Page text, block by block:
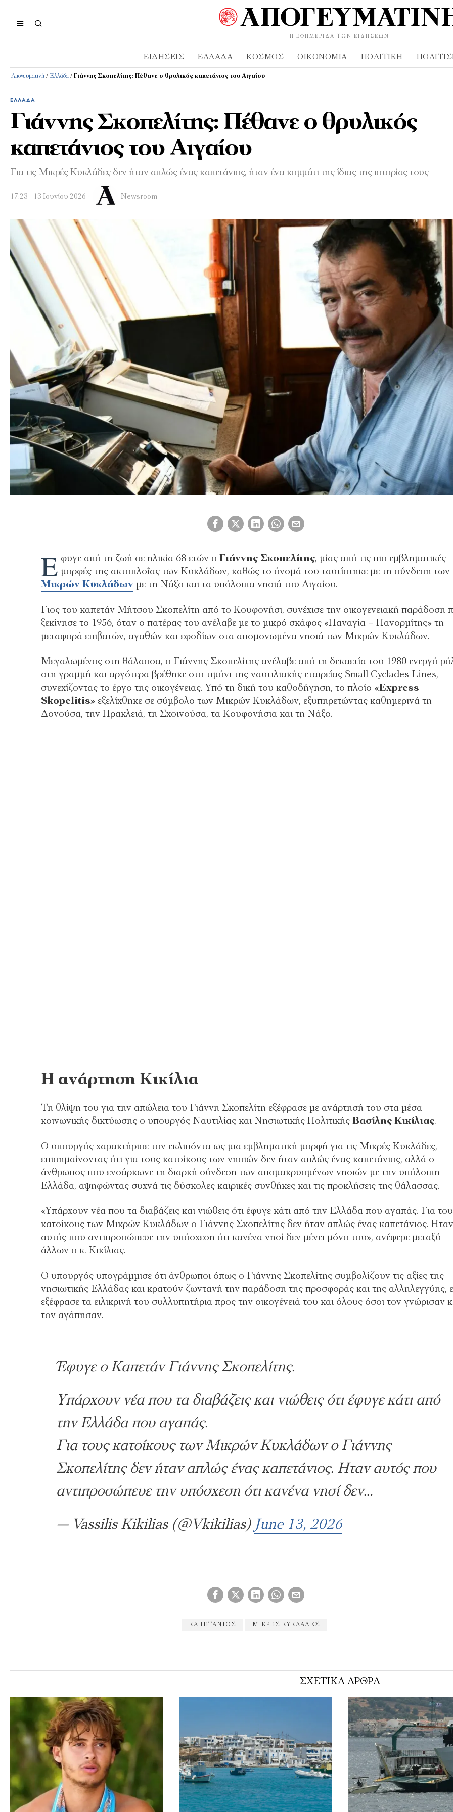
Η ΕΦΗΜΕΡΊΔΑ ΤΩΝ ΕΙΔΉΣΕΩΝ
ΕΙΔΉΣΕΙΣ ΕΛΛΆΔΑ ΚΌΣΜΟΣ ΟΙΚΟΝΟΜΊΑ ΠΟΛΙΤΙΚΉ
Απογευματινή / Ελλάδα / Γιάννης Σκοπελίτης: Πέθανε ο θρυλικός καπετάνιος του Αιγαίου
ΕΛΛΆΔΑ
Γιάννης Σκοπελίτης: Πέθανε ο θρυλικός
καπετάνιος του Αιγαίου
Για τις Μικρές Κυκλάδες δεν ήταν απλώς ένας καπετάνιος, ήταν ένα κομμάτι της ίδιας της ιστορίας τους
17:23 - 13 Ιουνίου 2026 Newsroom
Έ φυγε από τη ζωή σε ηλικία 68 ετών οΓιάννης Σκοπελίτης, μίας από τις πιο εμβληματικές
μορφές της ακτοπλοΐας των Κυκλάδων, καθώς το όνομά του ταυτίστηκε με τη σύνδεση των
Μικρών Κυκλάδωνμε τη Νάξο και τα υπόλοιπα νησιά του Αιγαίου.
Γιος του καπετάν Μήτσου Σκοπελίτη από το Κουφονήσι, συνέχισε την οικογενειακή παράδοση
ξεκίνησε το 1956, όταν ο πατέρας του ανέλαβε με το μικρό σκάφος «Παναγία – Πανορμίτης» τη
μεταφορά επιβατών, αγαθών και εφοδίων στα απομονωμένα νησιά των Μικρών Κυκλάδων.
Μεγαλωμένος στη θάλασσα, ο Γιάννης Σκοπελίτης ανέλαβε από τη δεκαετία του 1980 ενεργό
στη γραμμή και αργότερα βρέθηκε στο τιμόνι της ναυτιλιακής εταιρείας Small Cyclades Lines,
συνεχίζοντας το έργο της οικογένειας. Υπό τη δική του καθοδήγηση, το πλοίο «Express
Skopelitis»εξελίχθηκε σε σύμβολο των Μικρών Κυκλάδων, εξυπηρετώντας καθημερινά τη
Δονούσα, την Ηρακλειά, τη Σχοινούσα, τα Κουφονήσια και τη Νάξο.
Η ανάρτηση Κικίλια
Τη θλίψη του για την απώλεια του Γιάννη Σκοπελίτη εξέφρασε με ανάρτησή του στα μέσα
κοινωνικής δικτύωσης ο υπουργός Ναυτιλίας και Νησιωτικής Πολιτικής Βασίλης Κικίλιας.
Ο υπουργός χαρακτήρισε τον εκλιπόντα ως μια εμβληματική μορφή για τις Μικρές Κυκλάδες,
επισημαίνοντας ότι για τους κατοίκους των νησιών δεν ήταν απλώς ένας καπετάνιος, αλλά ο
άνθρωπος που ενσάρκωνε τη διαρκή σύνδεση των απομακρυσμένων νησιών με την υπόλοιπη
Ελλάδα, αψηφώντας συχνά τις δύσκολες καιρικές συνθήκες και τις προκλήσεις της θάλασσας.
«Υπάρχουν νέα που τα διαβάζεις και νιώθεις ότι έφυγε κάτι από την Ελλάδα που αγαπάς. Για
κατοίκους των Μικρών Κυκλάδων ο Γιάννης Σκοπελίτης δεν ήταν απλώς ένας καπετάνιος. Ηταν
αυτός που αντιπροσώπευε την υπόσχεση ότι κανένα νησί δεν μένει μόνο του», ανέφερε μεταξύ
άλλων ο κ. Κικίλιας.
Ο υπουργός υπογράμμισε ότι άνθρωποι όπως ο Γιάννης Σκοπελίτης συμβολίζουν τις αξίες της
νησιωτικής Ελλάδας και κρατούν ζωντανή την παράδοση της προσφοράς και της αλληλεγγύης,
εξέφρασε τα ειλικρινή του συλλυπητήρια προς την οικογένειά του και όλους όσοι τον γνώρισαν
τον αγάπησαν.
Έφυγε ο Καπετάν Γιάννης Σκοπελίτης.
Υπάρχουν νέα που τα διαβάζεις και νιώθεις ότι έφυγε κάτι από
την Ελλάδα που αγαπάς.
Για τους κατοίκους των Μικρών Κυκλάδων ο Γιάννης
Σκοπελίτης δεν ήταν απλώς ένας καπετάνιος. Ηταν αυτός που
αντιπροσώπευε την υπόσχεση ότι κανένα νησί δεν…
— Vassilis Kikilias (@Vkikilias) June 13, 2026
ΚΑΠΕΤΆΝΙΟΣ ΜΙΚΡΈΣ ΚΥΚΛΆΔΕΣ
ΣΧΕΤΙΚΑ ΑΡΘΡΑ